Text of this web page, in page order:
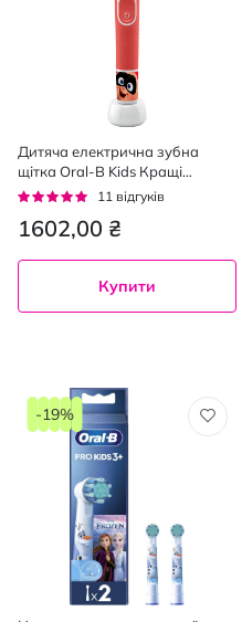
Дитяча електрична зубна
щітка Oral-B Kids Кращі
мультфільми Pixar 3+
Рейтинг:
11 відгуків
1602,00 ₴
Купити
-19%